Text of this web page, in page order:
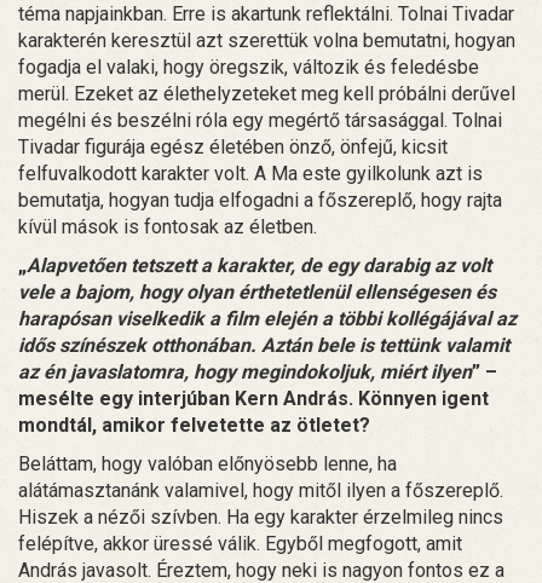
téma napjainkban. Erre is akartunk reflektálni. Tolnai Tivadar
karakterén keresztül azt szerettük volna bemutatni, hogyan
fogadja el valaki, hogy öregszik, változik és feledésbe
merül. Ezeket az élethelyzeteket meg kell próbálni derűvel
megélni és beszélni róla egy megértő társasággal. Tolnai
Tivadar figurája egész életében önző, önfejű, kicsit
felfuvalkodott karakter volt. A Ma este gyilkolunk azt is
bemutatja, hogyan tudja elfogadni a főszereplő, hogy rajta
kívül mások is fontosak az életben.
„Alapvetően tetszett a karakter, de egy darabig az volt
vele a bajom, hogy olyan érthetetlenül ellenségesen és
harapósan viselkedik a film elején a többi kollégájával az
idős színészek otthonában. Aztán bele is tettünk valamit
az én javaslatomra, hogy megindokoljuk, miért ilyen” –
mesélte egy interjúban Kern András. Könnyen igent
mondtál, amikor felvetette az ötletet?
Beláttam, hogy valóban előnyösebb lenne, ha
alátámasztanánk valamivel, hogy mitől ilyen a főszereplő.
Hiszek a nézői szívben. Ha egy karakter érzelmileg nincs
felépítve, akkor üressé válik. Egyből megfogott, amit
András javasolt. Éreztem, hogy neki is nagyon fontos ez a